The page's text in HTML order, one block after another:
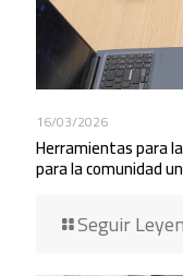
16/03/2026
Herramientas para
para la comunidad
Seguir